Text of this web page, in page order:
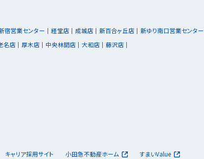
宿営業センター 経堂店 成城店 新百合ヶ丘店 新ゆり南口営業センター
名店 厚木店 中央林間店 大和店 藤沢店
キャリア採用サイト 小田急不動産ホーム すまいValue